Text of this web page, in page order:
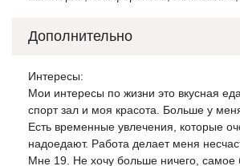
Дополнительно
Интересы:
Мои интересы по жизни это вкусная
спорт зал и моя красота. Больше у
Есть временные увлечения, которые
надоедают. Работа делает меня
Мне 19. Не хочу больше ничего, самое